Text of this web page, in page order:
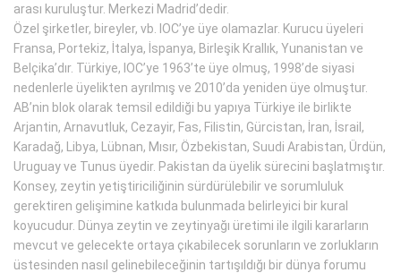
arası kuruluştur. Merkezi Madrid’dedir.
Özel şirketler, bireyler, vb. IOC’ye üye olamazlar. Kurucu üyeleri
Fransa, Portekiz, İtalya, İspanya, Birleşik Krallık, Yunanistan ve
Belçika’dır. Türkiye, IOC’ye 1963’te üye olmuş, 1998’de siyasi
nedenlerle üyelikten ayrılmış ve 2010’da yeniden üye olmuştur.
AB’nin blok olarak temsil edildiği bu yapıya Türkiye ile birlikte
Arjantin, Arnavutluk, Cezayir, Fas, Filistin, Gürcistan, İran, İsrail,
Karadağ, Libya, Lübnan, Mısır, Özbekistan, Suudi Arabistan, Ürdün,
Uruguay ve Tunus üyedir. Pakistan da üyelik sürecini başlatmıştır.
Konsey, zeytin yetiştiriciliğinin sürdürülebilir ve sorumluluk
gerektiren gelişimine katkıda bulunmada belirleyici bir kural
koyucudur. Dünya zeytin ve zeytinyağı üretimi ile ilgili kararların
mevcut ve gelecekte ortaya çıkabilecek sorunların ve zorlukların
üstesinden nasıl gelinebileceğinin tartışıldığı bir dünya forumu